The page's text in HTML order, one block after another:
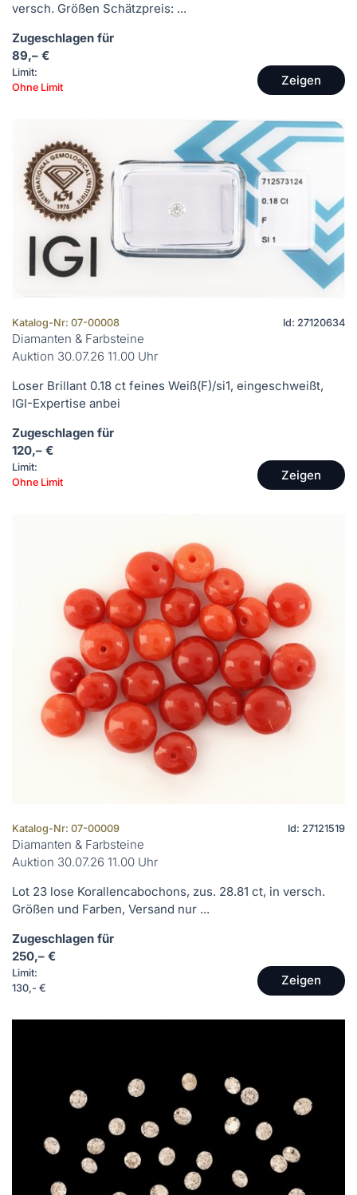
versch. Größen Schätzpreis: ...
Zugeschlagen für
89,– €
Limit:
Ohne Limit
Zeigen
Katalog-Nr: 07-00008 Id: 27120634
Diamanten & Farbsteine
Auktion 30.07.26 11.00 Uhr
Loser Brillant 0.18 ct feines Weiß(F)/si1, eingeschweißt,
IGI-Expertise anbei
Zugeschlagen für
120,– €
Limit:
Ohne Limit
Zeigen
Katalog-Nr: 07-00009 Id: 27121519
Diamanten & Farbsteine
Auktion 30.07.26 11.00 Uhr
Lot 23 lose Korallencabochons, zus. 28.81 ct, in versch.
Größen und Farben, Versand nur ...
Zugeschlagen für
250,– €
Limit:
130,- €
Zeigen